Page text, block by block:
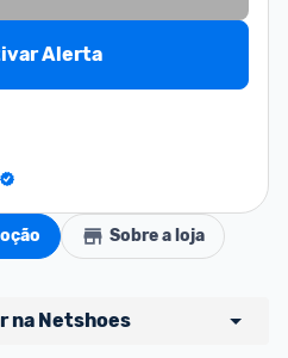
Alerta
Sobre a loja
na Netshoes